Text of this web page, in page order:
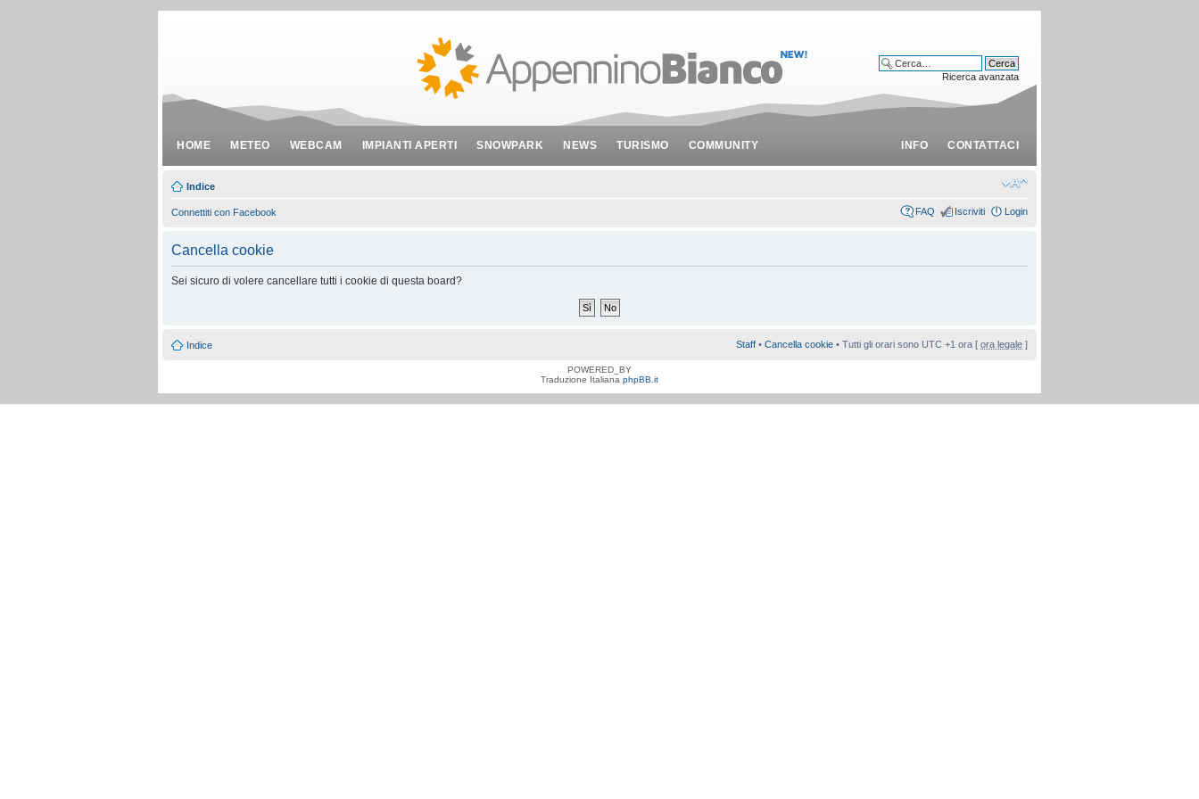
HOME METEO WEBCAM IMPIANTI APERTI SNOWPARK NEWS TURISMO COMMUNITY INFO CONTATTACI
Ricerca avanzata
Indice
Connettiti con Facebook FAQ Iscriviti Login
Cancella cookie
Sei sicuro di volere cancellare tutti i cookie di questa board?
Indice Staff • Cancella cookie • Tutti gli orari sono UTC +1 ora [ ora legale ]
POWERED_BY
Traduzione Italiana phpBB.it